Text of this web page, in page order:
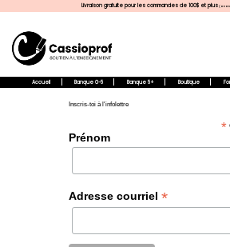
Livraison gratuite pour les commandes de 100$ et plus (avant
Accueil Banque 0-5 Banque 5+ Boutique
Inscris-toi à l'infolettre
*
Prénom
Adresse courriel*